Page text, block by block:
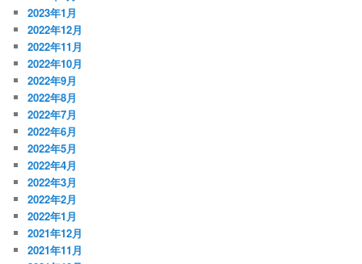
2023年1月
2022年12月
2022年11月
2022年10月
2022年9月
2022年8月
2022年7月
2022年6月
2022年5月
2022年4月
2022年3月
2022年2月
2022年1月
2021年12月
2021年11月